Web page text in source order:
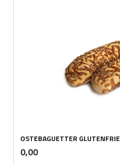
OSTEBAGUETTER GLUTENFRIE
Pris
0,00mva.